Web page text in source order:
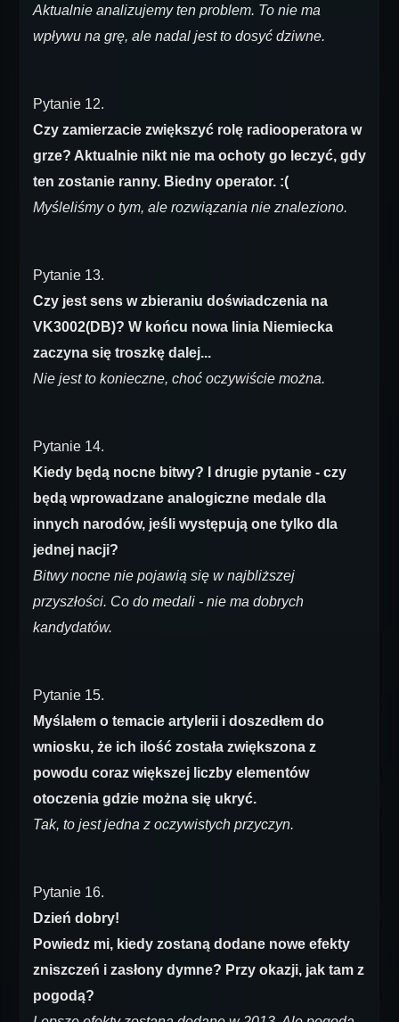
Aktualnie analizujemy ten problem. To nie ma
wpływu na grę, ale nadal jest to dosyć dziwne.
Pytanie 12.
Czy zamierzacie zwiększyć rolę radiooperatora w
grze? Aktualnie nikt nie ma ochoty go leczyć, gdy
ten zostanie ranny. Biedny operator. :(
Myśleliśmy o tym, ale rozwiązania nie znaleziono.
Pytanie 13.
Czy jest sens w zbieraniu doświadczenia na
VK3002(DB)? W końcu nowa linia Niemiecka
zaczyna się troszkę dalej...
Nie jest to konieczne, choć oczywiście można.
Pytanie 14.
Kiedy będą nocne bitwy? I drugie pytanie - czy
będą wprowadzane analogiczne medale dla
innych narodów, jeśli występują one tylko dla
jednej nacji?
Bitwy nocne nie pojawią się w najbliższej
przyszłości. Co do medali - nie ma dobrych
kandydatów.
Pytanie 15.
Myślałem o temacie artylerii i doszedłem do
wniosku, że ich ilość została zwiększona z
powodu coraz większej liczby elementów
otoczenia gdzie można się ukryć.
Tak, to jest jedna z oczywistych przyczyn.
Pytanie 16.
Dzień dobry!
Powiedz mi, kiedy zostaną dodane nowe efekty
zniszczeń i zasłony dymne? Przy okazji, jak tam z
pogodą?